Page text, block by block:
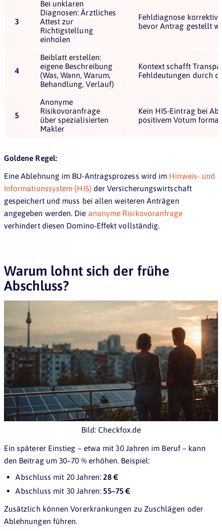
3
Bei unklaren
Diagnosen: Ärztliches
Attest zur
Richtigstellung
einholen
Fehldiagnose korrektiv
bevor Antrag gestellt
4
Beiblatt erstellen:
eigene Beschreibung
(Was, Wann, Warum,
Behandlung, Verlauf)
Kontext schafft
Fehldeutungen durch
5
Anonyme
Risikovoranfrage
über spezialisierten
Makler
Kein HIS-Eintrag bei
positivem Votum
Goldene Regel:
Eine Ablehnung im BU-Antragsprozess wird im Hinweis- und
Informationssystem (HIS) der Versicherungswirtschaft
gespeichert und muss bei allen weiteren Anträgen
angegeben werden. Die anonyme Risikovoranfrage
verhindert diesen Domino-Effekt vollständig.
Warum lohnt sich der frühe
Abschluss?
Bild: Checkfox.de
Ein späterer Einstieg – etwa mit 30 Jahren im Beruf – kann
den Beitrag um 30–70 % erhöhen. Beispiel:
Abschluss mit 20 Jahren: 28 €
Abschluss mit 30 Jahren: 55–75 €
Zusätzlich können Vorerkrankungen zu Zuschlägen oder
Ablehnungen führen.